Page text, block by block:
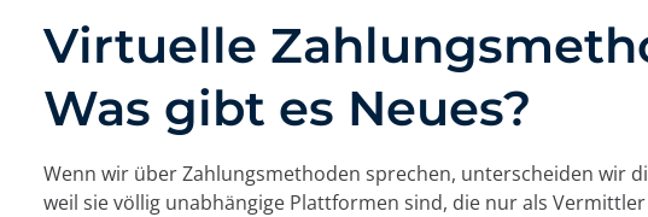
Virtuelle
Was gibt es Neues?
Wenn wir über Zahlungsmethoden sprechen, unterscheiden wir
weil sie völlig unabhängige Plattformen sind, die nur als